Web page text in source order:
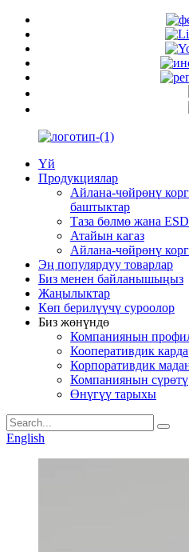
Үй
Продукциялар
Айлана-чөйрөнү
баштыктар
Таза бөлмө жана
Атайын кагаз
Айлана-чөйрөнү
Эң популярдуу товарлар
Биз менен байланышыңыз
Жаңылыктар
Көп берилүүчү суроолор
Биз жөнүндө
Компаниянын
Кооперативдик
Корпоративдик
Компаниянын сүрөтү
Өнүгүү тарыхы
English